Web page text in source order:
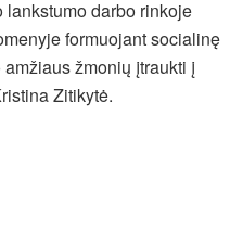
darbo rinkoje
formuojant socialinę
žmonių įtraukti į
Zitikytė.